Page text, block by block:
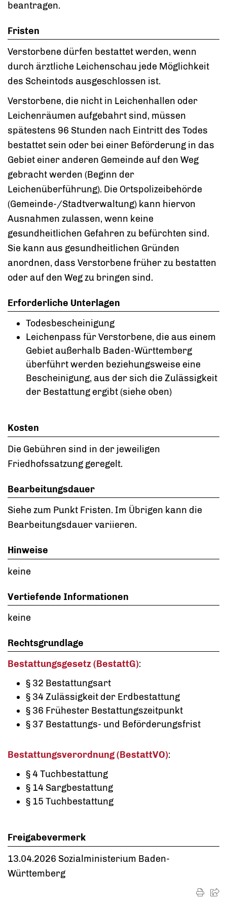
beantragen.
Fristen
Verstorbene dürfen bestattet werden, wenn
durch ärztliche Leichenschau jede Möglichkeit
des Scheintods ausgeschlossen ist.
Verstorbene, die nicht in Leichenhallen oder
Leichenräumen aufgebahrt sind, müssen
spätestens 96 Stunden nach Eintritt des Todes
bestattet sein oder bei einer Beförderung in das
Gebiet einer anderen Gemeinde auf den Weg
gebracht werden (Beginn der
Leichenüberführung). Die Ortspolizeibehörde
(Gemeinde-/Stadtverwaltung) kann hiervon
Ausnahmen zulassen, wenn keine
gesundheitlichen Gefahren zu befürchten sind.
Sie kann aus gesundheitlichen Gründen
anordnen, dass Verstorbene früher zu bestatten
oder auf den Weg zu bringen sind.
Erforderliche Unterlagen
Todesbescheinigung
Leichenpass für Verstorbene, die aus einem
Gebiet außerhalb Baden-Württemberg
überführt werden beziehungsweise eine
Bescheinigung, aus der sich die Zulässigkeit
der Bestattung ergibt (siehe oben)
Kosten
Die Gebühren sind in der jeweiligen
Friedhofssatzung geregelt.
Bearbeitungsdauer
Siehe zum Punkt Fristen. Im Übrigen kann die
Bearbeitungsdauer variieren.
Hinweise
keine
Vertiefende Informationen
keine
Rechtsgrundlage
Bestattungsgesetz (BestattG):
§ 32 Bestattungsart
§ 34 Zulässigkeit der Erdbestattung
§ 36 Frühester Bestattungszeitpunkt
§ 37 Bestattungs- und Beförderungsfrist
Bestattungsverordnung (BestattVO):
§ 4 Tuchbestattung
§ 14 Sargbestattung
§ 15 Tuchbestattung
Freigabevermerk
13.04.2026 Sozialministerium Baden-
Württemberg